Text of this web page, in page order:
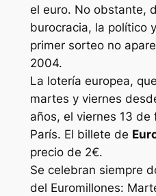
el euro. No obstante,
burocracia, la político
primer sorteo no
2004.
La lotería europea,
martes y viernes
años, el viernes 13
París. El billete de
precio de 2€.
Se celebran siempre
del Euromillones: